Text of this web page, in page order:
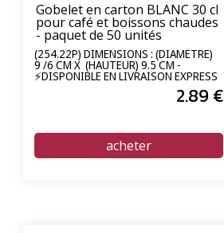
Gobelet en carton BLANC 30 cl
pour café et boissons chaudes
- paquet de 50 unités
(254.22P) DIMENSIONS : (DIAMÈTRE)
9 /6 CM X (HAUTEUR) 9.5 CM -
⚡DISPONIBLE EN LIVRAISON EXPRESS
2.89 €